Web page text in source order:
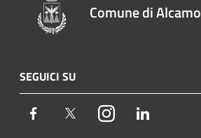
Comune di Alcamo
SEGUICI SU
Facebook TwitterInstagram